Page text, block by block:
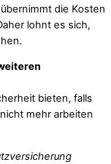
die Kosten
lohnt es sich,
bieten, falls
mehr arbeiten